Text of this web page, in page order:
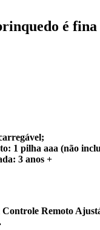
é fina
1 pilha aaa (não
3 anos +
Remoto